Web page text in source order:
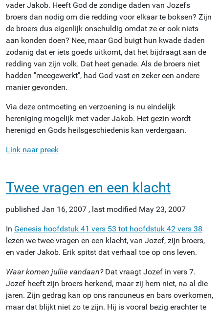
vader Jakob. Heeft God de zondige daden van Jozefs
broers dan nodig om die redding voor elkaar te boksen? Zijn
de broers dus eigenlijk onschuldig omdat ze er ook niets
aan konden doen? Nee, maar God buigt hun kwade daden
zodanig dat er iets goeds uitkomt, dat het bijdraagt aan de
redding van zijn volk. Dat heet genade. Als de broers niet
hadden "meegewerkt", had God vast en zeker een andere
manier gevonden.
Via deze ontmoeting en verzoening is nu eindelijk
hereniging mogelijk met vader Jakob. Het gezin wordt
herenigd en Gods heilsgeschiedenis kan verdergaan.
Link naar preek
Twee vragen en een klacht
published Jan 16, 2007 , last modified May 23, 2007
In Genesis hoofdstuk 41 vers 53 tot hoofdstuk 42 vers 38
lezen we twee vragen en een klacht, van Jozef, zijn broers,
en vader Jakob. Erik spitst dat verhaal toe op ons leven.
Waar komen jullie vandaan?Dat vraagt Jozef in vers 7.
Jozef heeft zijn broers herkend, maar zij hem niet, na al die
jaren. Zijn gedrag kan op ons rancuneus en bars overkomen,
maar dat blijkt niet zo te zijn. Hij is vooral bezig erachter te